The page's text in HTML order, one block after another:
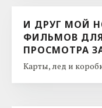
И ДРУГ МОЙ
ФИЛЬМОВ
ПРОСМОТРА
Карты, лед и